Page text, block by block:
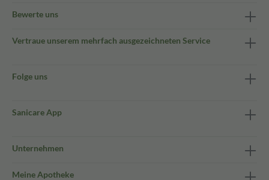
Bewerte uns
Vertraue unserem mehrfach ausgezeichneten Service
Folge uns
Sanicare App
Unternehmen
Meine Apotheke